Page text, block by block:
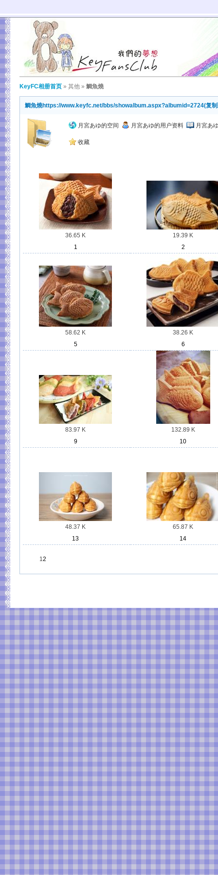
KeyFC相册首页 » 其他 » 鯛魚燒
鯛魚燒https://www.keyfc.net/bbs/showalbum.aspx?albumid=2724(复
月宮あゆ的空间 月宮あゆ的用户资料 月宮あ
收藏
36.65 K
1
19.39 K
2
58.62 K
5
38.26 K
6
83.97 K
9
132.89 K
10
48.37 K
13
65.87 K
14
12